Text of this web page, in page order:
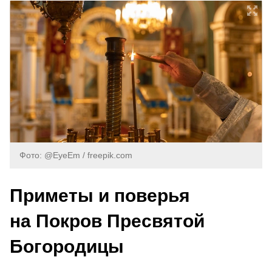
Фото: @EyeEm / freepik.com
Приметы и поверья
на Покров Пресвятой
Богородицы